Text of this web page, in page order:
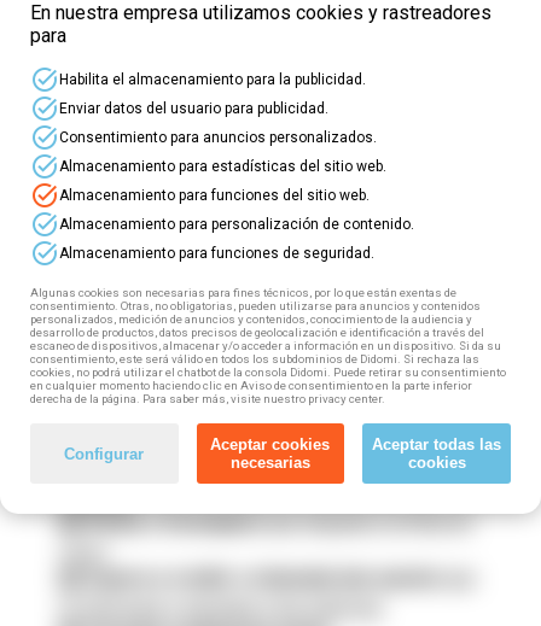
⭐ Novoscursos online gratuítos
traballadores da comunidade de Galicia
⏩Se traballas en Galicia (tanto por conta propia
como por conta allea) podes acceder a esta
formación gratuíta, 100% subvencionada.
que seguirá o teu progreso e resolverá todas as
túas dúbidas.
❌ Sen horarios, accede a nosa plataforma virtual
cando e dende onde ti queiras.
Como? Moi fácil! Tan só tes que seguir estes
1️⃣Escolle o teu curso, fórmate na área do teu
2️⃣Enche o formulario
que atoparás na ficha do
En nuestra empresa utilizamos cookies y rastreadores
para
task_alt Habilita el almacenamiento para la publicidad.
task_alt Enviar datos del usuario para publicidad.
task_altConsentimiento para anuncios personalizados.
task_altAlmacenamiento para estadísticas del sitio web.
task_altAlmacenamiento para funciones del sitio web.
task_altAlmacenamiento para personalización de contenido.
task_altAlmacenamiento para funciones de seguridad.
Algunas cookies son necesarias para fines técnicos, por lo que están exentas de
consentimiento. Otras, no obligatorias, pueden utilizarse para anuncios y contenidos
personalizados, medición de anuncios y contenidos, conocimiento de la audiencia y
desarrollo de productos, datos precisos de geolocalización e identificación a través del
escaneo de dispositivos, almacenar y/o acceder a información en un dispositivo. Si da su
consentimiento, este será válido en todos los subdominios de Didomi. Si rechaza las
cookies, no podrá utilizar el chatbot de la consola Didomi. Puede retirar su consentimiento
en cualquier momento haciendo clic en Aviso de consentimiento en la parte inferior
derecha de la página. Para saber más, visite nuestro privacy center.
Configurar
Aceptar cookies
necesarias
Aceptar todas las
cookies